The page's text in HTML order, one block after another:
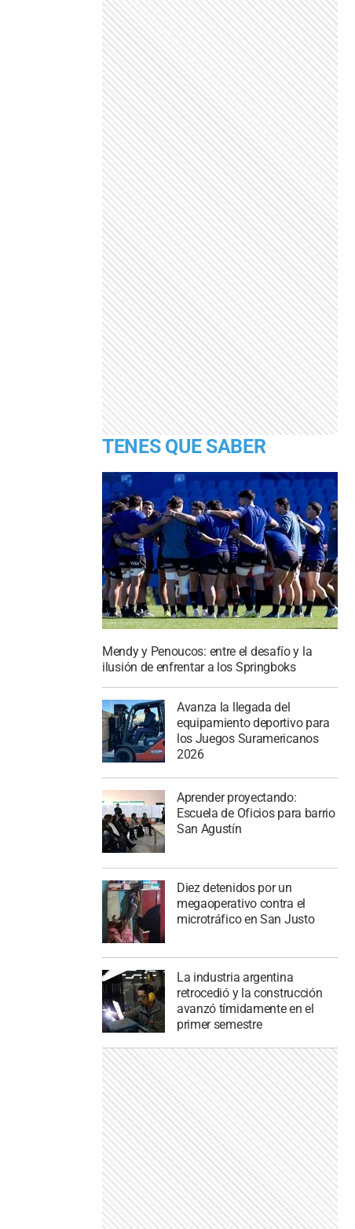
TENES QUE SABER
Mendy y Penoucos: entre el desafío y la
ilusión de enfrentar a los Springboks
Avanza la llegada del
equipamiento deportivo para
los Juegos Suramericanos
2026
Aprender proyectando:
Escuela de Oficios para barrio
San Agustín
Diez detenidos por un
megaoperativo contra el
microtráfico en San Justo
La industria argentina
retrocedió y la construcción
avanzó tímidamente en el
primer semestre